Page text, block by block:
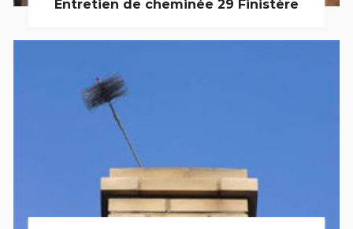
Entretien de cheminée 29 Finistère